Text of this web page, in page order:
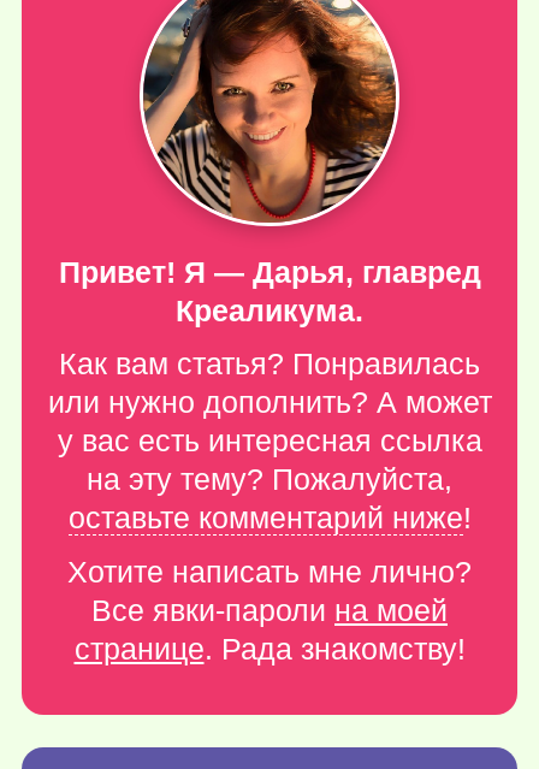
Привет! Я — Дарья, главред
Креаликума.
Как вам статья? Понравилась
или нужно дополнить? А может
у вас есть интересная ссылка
на эту тему? Пожалуйста,
оставьте комментарий ниже!
Хотите написать мне лично?
Все явки-пароли на моей
странице. Рада знакомству!